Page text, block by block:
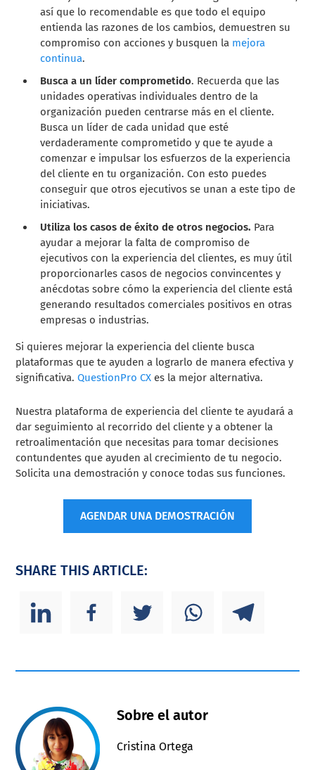
así que lo recomendable es que todo el equipo
entienda las razones de los cambios, demuestren su
compromiso con acciones y busquen la mejora
continua.
Busca a un líder comprometido. Recuerda que las
unidades operativas individuales dentro de la
organización pueden centrarse más en el cliente.
Busca un líder de cada unidad que esté
verdaderamente comprometido y que te ayude a
comenzar e impulsar los esfuerzos de la experiencia
del cliente en tu organización. Con esto puedes
conseguir que otros ejecutivos se unan a este tipo de
iniciativas.
Utiliza los casos de éxito de otros negocios. Para
ayudar a mejorar la falta de compromiso de
ejecutivos con la experiencia del clientes, es muy útil
proporcionarles casos de negocios convincentes y
anécdotas sobre cómo la experiencia del cliente está
generando resultados comerciales positivos en otras
empresas o industrias.
Si quieres mejorar la experiencia del cliente busca
plataformas que te ayuden a lograrlo de manera efectiva y
significativa.QuestionPro CX es la mejor alternativa.
Nuestra plataforma de experiencia del cliente te ayudará a
dar seguimiento al recorrido del cliente y a obtener la
retroalimentación que necesitas para tomar decisiones
contundentes que ayuden al crecimiento de tu negocio.
Solicita una demostración y conoce todas sus funciones.
AGENDAR UNA DEMOSTRACIÓN
SHARE THIS ARTICLE:
Sobre el autor
Cristina Ortega